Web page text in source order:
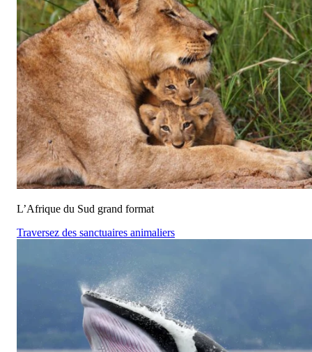
L’Afrique du Sud grand format
Traversez des sanctuaires animaliers